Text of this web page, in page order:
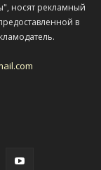
носят рекламный
в